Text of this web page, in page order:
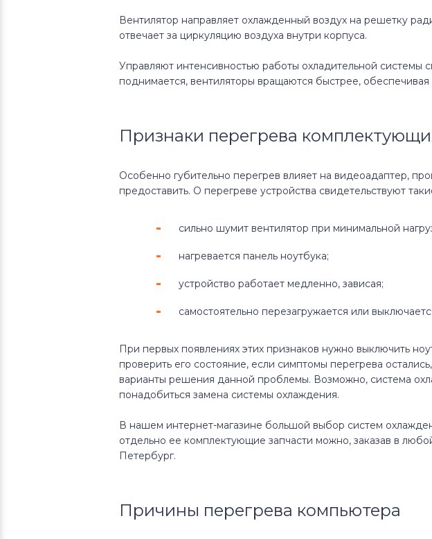
Вентилятор направляет охлажденный воздух на решетку
отвечает за циркуляцию воздуха внутри корпуса.
Управляют интенсивностью работы охладительной системы
поднимается, вентиляторы вращаются быстрее,
Признаки перегрева
Особенно губительно перегрев влияет на видеоадаптер,
предоставить. О перегреве устройства свидетельствуют
сильно шумит вентилятор при минимальной
нагревается панель ноутбука;
устройство работает медленно, зависая;
самостоятельно перезагружается или
При первых появлениях этих признаков нужно выключить
проверить его состояние, если симптомы перегрева
варианты решения данной проблемы. Возможно, система
понадобиться замена системы охлаждения.
В нашем интернет-магазине большой выбор систем
отдельно ее комплектующие запчасти можно, заказав в
Петербург.
Причины перегрева компьютера